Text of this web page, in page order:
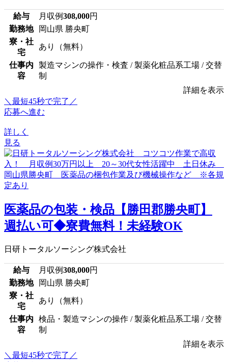
給与 月収例308,000円
勤務地
岡山県 勝央町
寮・社
宅
あり（無料）
仕事内
容
製造マシンの操作・検査 / 製薬化粧品系工場 / 交替
制
詳細を表示
＼最短45秒で完了／
応募へ進む
詳しく
見る
医薬品の包装・検品【勝田郡勝央町】
週払い可◆寮費無料！未経験OK
日研トータルソーシング株式会社
給与 月収例308,000円
勤務地
岡山県 勝央町
寮・社
宅
あり（無料）
仕事内
容
検品・製造マシンの操作 / 製薬化粧品系工場 / 交替
制
詳細を表示
＼最短45秒で完了／